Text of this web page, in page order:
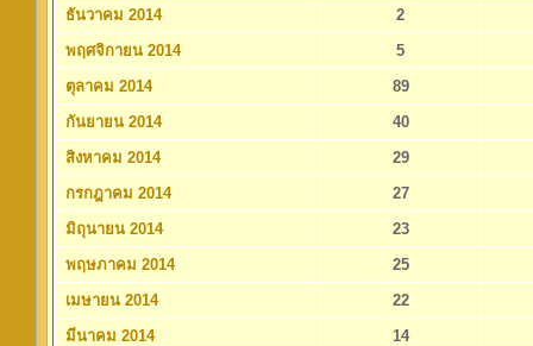
ธันวาคม 2014
2
พฤศจิกายน 2014
5
ตุลาคม 2014
89
กันยายน 2014
40
สิงหาคม 2014
29
กรกฎาคม 2014
27
มิถุนายน 2014
23
พฤษภาคม 2014
25
เมษายน 2014
22
มีนาคม 2014
14